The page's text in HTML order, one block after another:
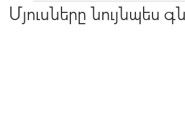
Մյուսները նույնպես